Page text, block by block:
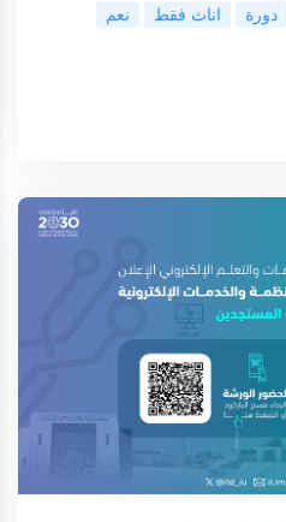
دورة اناث فقط نعم